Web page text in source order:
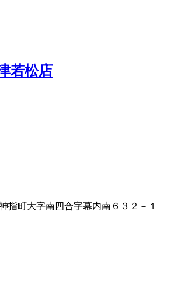
若松店
指町大字南四合字幕内南６３２－１